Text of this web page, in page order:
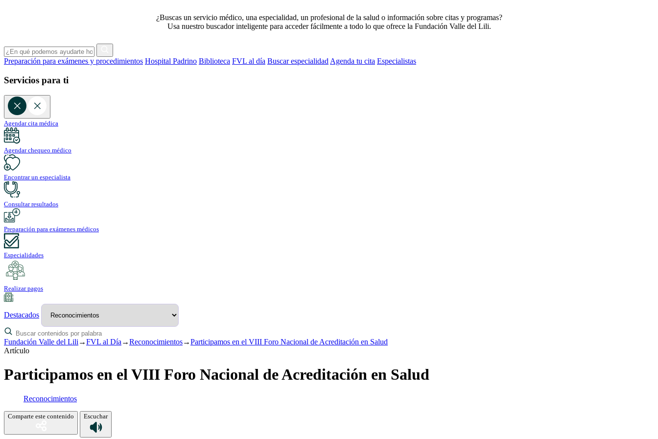
¿Buscas un servicio médico, una especialidad, un profesional de la salud o información sobre citas y programas?
Usa nuestro buscador inteligente para acceder fácilmente a todo lo que ofrece la Fundación Valle del Lili.
Preparación para exámenes y procedimientos Hospital Padrino Biblioteca FVL al día Buscar especialidad Agenda tu cita Especialistas
Servicios para ti
Agendar cita médica
Agendar chequeo médico
Encontrar un especialista
Consultar resultados
Preparación para exámenes médicos
Especialidades
Realizar pagos
Destacados
Fundación Valle del Lili →FVL al Día →Reconocimientos→Participamos en el VIII Foro Nacional de Acreditación en Salud
Artículo
Participamos en el VIII Foro Nacional de Acreditación en Salud
Reconocimientos
Comparte este contenido Escuchar